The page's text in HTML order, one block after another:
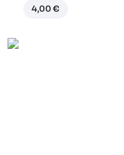
4,00 €